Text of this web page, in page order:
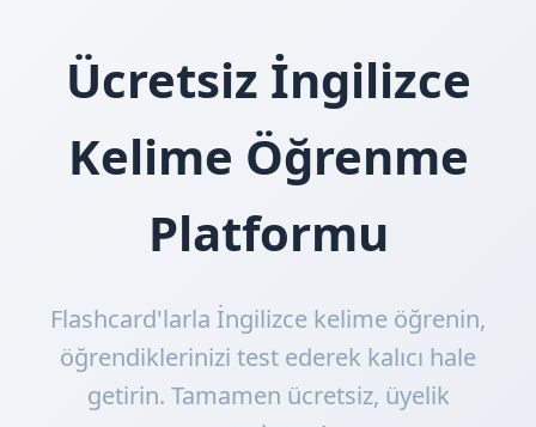
Ücretsiz İngilizce
Kelime Öğrenme
Platformu
Flashcard'larla İngilizce kelime öğrenin,
öğrendiklerinizi test ederek kalıcı hale
getirin. Tamamen ücretsiz, üyelik